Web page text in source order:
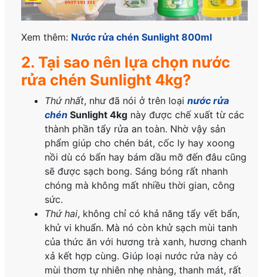
Xem thêm: Nước rửa chén Sunlight 800ml
2. Tại sao nên lựa chọn nước
rửa chén Sunlight 4kg?
Thứ nhất, như đã nói ở trên loạinước rửa
chén Sunlight 4kg này được chế xuất từ các
thành phần tẩy rửa an toàn. Nhờ vậy sản
phẩm giúp cho chén bát, cốc ly hay xoong
nồi dù có bẩn hay bám dầu mỡ đến đâu cũng
sẽ được sạch bong. Sáng bóng rất nhanh
chóng mà không mất nhiều thời gian, công
sức.
Thứ hai, không chỉ có khả năng tẩy vết bẩn,
khử vi khuẩn. Mà nó còn khử sạch mùi tanh
của thức ăn với hương trà xanh, hương chanh
xả kết hợp cùng. Giúp loại nước rửa này có
mùi thơm tự nhiên nhẹ nhàng, thanh mát, rất